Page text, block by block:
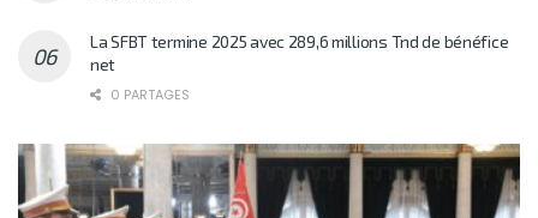
La SFBT termine 2025 avec 289,6 millions Tnd de bénéfice
net
0 PARTAGES